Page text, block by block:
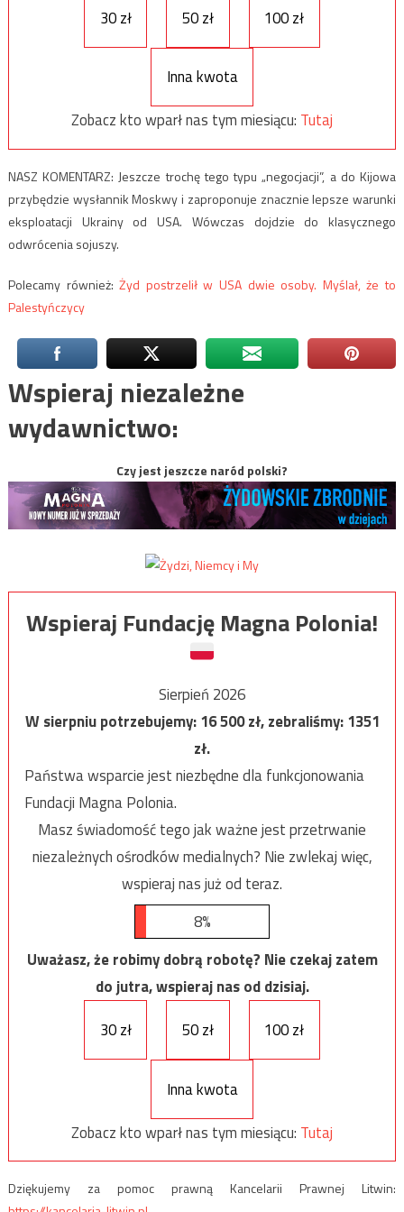
30 zł 50 zł 100 zł
Inna kwota
Zobacz kto wparł nas tym miesiącu: Tutaj
NASZ KOMENTARZ: Jeszcze trochę tego typu „negocjacji”, a do Kijowa
przybędzie wysłannik Moskwy i zaproponuje znacznie lepsze warunki
eksploatacji Ukrainy od USA. Wówczas dojdzie do klasycznego
odwrócenia sojuszy.
Polecamy również:Żyd postrzelił w USA dwie osoby. Myślał, że to
Palestyńczycy
Wspieraj niezależne
wydawnictwo:
Czy jest jeszcze naród polski?
Wspieraj Fundację Magna Polonia!
Sierpień 2026
W sierpniu potrzebujemy:16 500zł, zebraliśmy:1351
zł.
Państwa wsparcie jest niezbędne dla funkcjonowania
Fundacji Magna Polonia.
Masz świadomość tego jak ważne jest przetrwanie
niezależnych ośrodków medialnych? Nie zwlekaj więc,
wspieraj nas już od teraz.
8%
Uważasz, że robimy dobrą robotę? Nie czekaj zatem
do jutra, wspieraj nas od dzisiaj.
30 zł
50 zł 100 zł
Inna kwota
Zobacz kto wparł nas tym miesiącu: Tutaj
Dziękujemy za pomoc prawną Kancelarii Prawnej Litwin: